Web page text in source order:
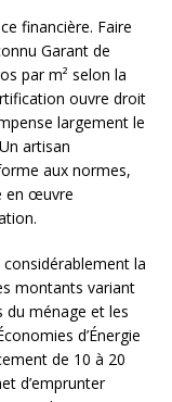
financière. Faire
Garant de
par m² selon la
ouvre droit
largement le
artisan
aux normes,
en œuvre
considérablement la
montants variant
du ménage et les
d’Énergie
de 10 à 20
d’emprunter